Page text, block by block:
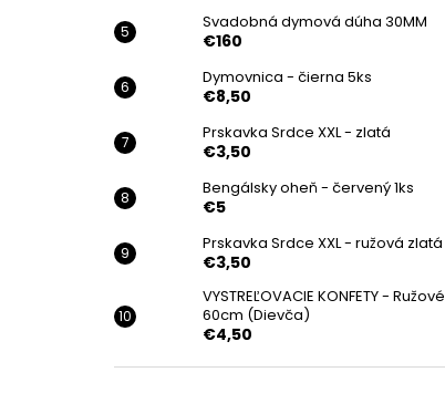
Svadobná dymová dúha 30MM
€160
Dymovnica - čierna 5ks
€8,50
Prskavka Srdce XXL - zlatá
€3,50
Bengálsky oheň - červený 1ks
€5
Prskavka Srdce XXL - ružová zlatá
€3,50
VYSTREĽOVACIE KONFETY - Ružové
60cm (Dievča)
€4,50